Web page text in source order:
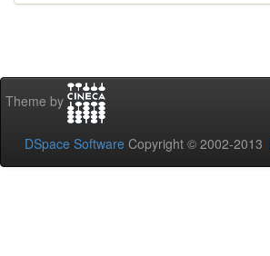
Theme by
DSpace Software Copyright © 2002-2013